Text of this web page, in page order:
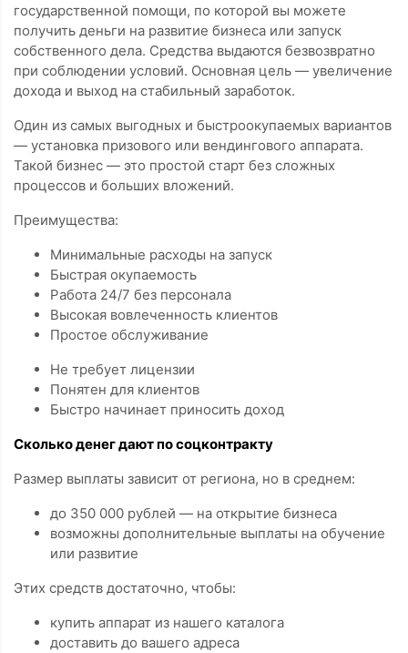
государственной помощи, по которой вы можете
получить деньги на развитие бизнеса или запуск
собственного дела. Средства выдаются безвозвратно
при соблюдении условий. Основная цель — увеличение
дохода и выход на стабильный заработок.
Один из самых выгодных и быстроокупаемых вариантов
— установка призового или вендингового аппарата.
Такой бизнес — это простой старт без сложных
процессов и больших вложений.
Преимущества:
Минимальные расходы на запуск
Быстрая окупаемость
Работа 24/7 без персонала
Высокая вовлеченность клиентов
Простое обслуживание
Не требует лицензии
Понятен для клиентов
Быстро начинает приносить доход
Сколько денег дают по соцконтракту
Размер выплаты зависит от региона, но в среднем:
до 350 000 рублей — на открытие бизнеса
возможны дополнительные выплаты на обучение
или развитие
Этих средств достаточно, чтобы:
купить аппарат из нашего каталога
доставить до вашего адреса